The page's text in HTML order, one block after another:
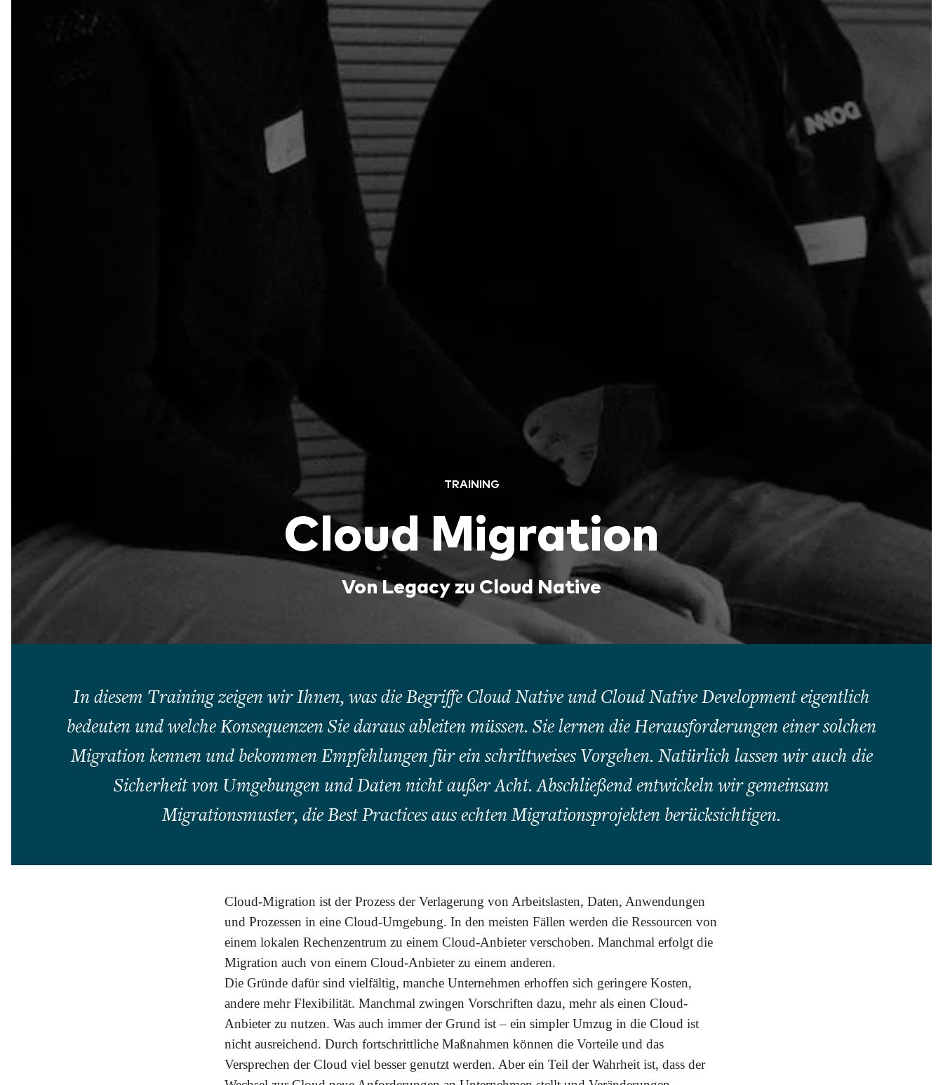
TRAINING
Cloud Migration
Von Legacy zu Cloud Native
In diesem Training zeigen wir Ihnen, was die Begriffe Cloud Native und Cloud Native Development eigentlich
bedeuten und welche Konsequenzen Sie daraus ableiten müssen. Sie lernen die Herausforderungen einer solchen
Migration kennen und bekommen Empfehlungen für ein schrittweises Vorgehen. Natürlich lassen wir auch die
Sicherheit von Umgebungen und Daten nicht außer Acht. Abschließend entwickeln wir gemeinsam
Migrationsmuster, die Best Practices aus echten Migrationsprojekten berücksichtigen.
Cloud-Migration ist der Prozess der Verlagerung von Arbeitslasten, Daten, Anwendungen
und Prozessen in eine Cloud-Umgebung. In den meisten Fällen werden die Ressourcen von
einem lokalen Rechenzentrum zu einem Cloud-Anbieter verschoben. Manchmal erfolgt die
Migration auch von einem Cloud-Anbieter zu einem anderen.
Die Gründe dafür sind vielfältig, manche Unternehmen erhoffen sich geringere Kosten,
andere mehr Flexibilität. Manchmal zwingen Vorschriften dazu, mehr als einen Cloud-
Anbieter zu nutzen. Was auch immer der Grund ist – ein simpler Umzug in die Cloud ist
nicht ausreichend. Durch fortschrittliche Maßnahmen können die Vorteile und das
Versprechen der Cloud viel besser genutzt werden. Aber ein Teil der Wahrheit ist, dass der